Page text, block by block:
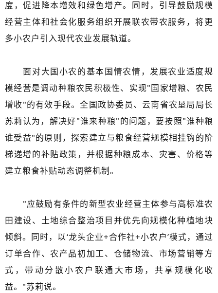
度，促进降本增效和绿色增产。同时，引导鼓励规模
经营主体和社会化服务组织开展联农带农服务，将更
多小农户引入现代农业发展轨道。
面对大国小农的基本国情农情，发展农业适度规
模经营是调动种粮农民积极性、实现"国家增粮、农民
增收"的有效手段。全国政协委员、云南省农垦局局长
苏莉认为，解决好"谁来种粮"的问题，要按照"谁种粮
谁受益"的原则，探索建立与粮食经营规模相挂钩的阶
梯递增的补贴政策，并根据种粮成本、灾害、价格等
建立粮食补贴动态调整机制。
"应鼓励有条件的新型农业经营主体参与高标准农
田建设、土地综合整治项目并优先向规模化种植地块
倾斜。同时，以‘龙头企业+合作社+小农户’模式，通过
订单合作、农产品初加工、仓储物流、市场营销等方
式，带动分散小农户联通大市场，共享规模化收
益。"苏莉说。